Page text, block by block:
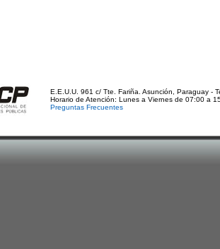
E.E.U.U. 961 c/ Tte. Fariña. Asunción, Paraguay -
Horario de Atención: Lunes a Viernes de 07:00 a
Preguntas Frecuentes